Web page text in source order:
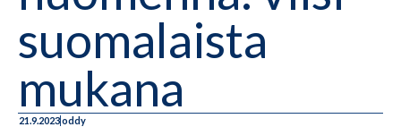
suomalaista
mukana
21.9.2023oddy